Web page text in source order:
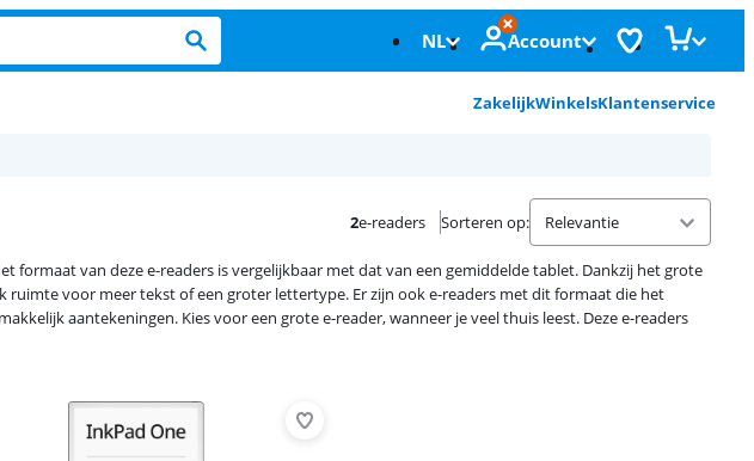
NL Account
ZakelijkWinkelsKlantenservice
2e-readers Sorteren op:
formaat van deze e-readers is vergelijkbaar met dat van een gemiddelde tablet. Dankzij het grote
ruimte voor meer tekst of een groter lettertype. Er zijn ook e-readers met dit formaat die het
aantekeningen. Kies voor een grote e-reader, wanneer je veel thuis leest. Deze e-readers